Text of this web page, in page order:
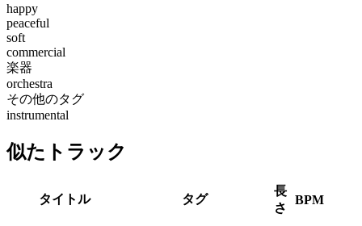
happy
peaceful
soft
commercial
楽器
orchestra
その他のタグ
instrumental
似たトラック
タイトル タグ
長
さ
BPM